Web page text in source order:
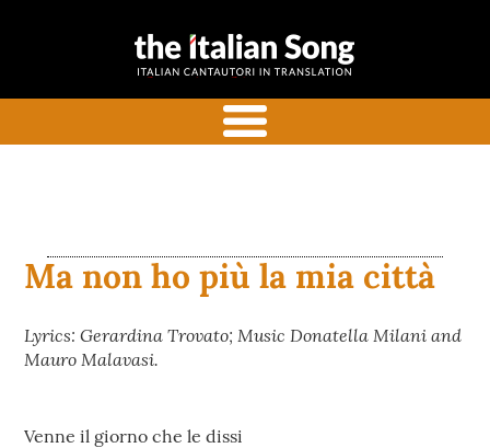
the italian
with commentaries
Ma non ho più la mia città
Lyrics: Gerardina Trovato; Music Donatella Milani and
Mauro Malavasi.
Venne il giorno che le dissi